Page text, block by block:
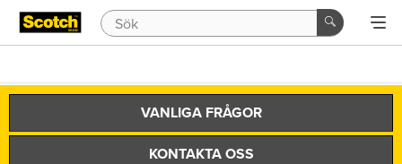
VANLIGA FRÅGOR
KONTAKTA OSS